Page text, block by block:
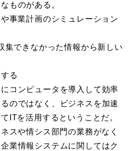
ものがある。
事業計画のシミュレーション
集できなかった情報から新しい
る
コンピュータを導入して効率
のではなく、ビジネスを加速
ITを活用するということだ。
スや情シス部門の業務がなく
業情報システムに関してはク